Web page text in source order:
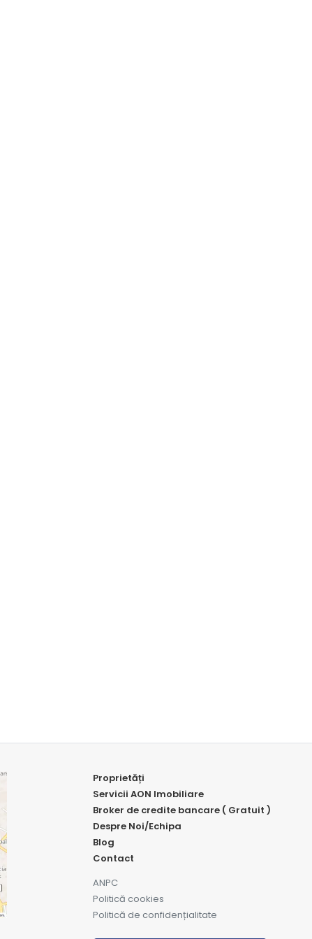
Proprietăți
Servicii AON Imobiliare
Broker de credite bancare ( Gratuit )
Despre Noi/Echipa
Blog
Contact
ANPC
Politică cookies
Politică de confidențialitate